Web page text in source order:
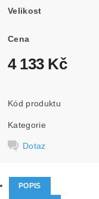
Velikost
Cena
4 133 Kč
Kód produktu
Kategorie
Dotaz
POPIS